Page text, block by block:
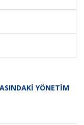
YÖNETİM